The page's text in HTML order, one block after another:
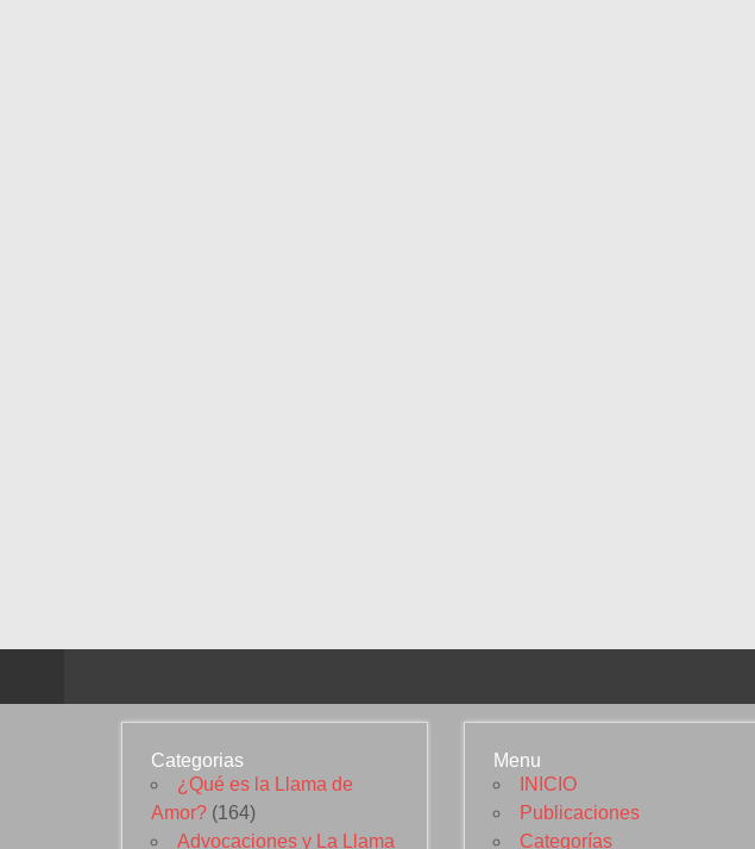
Categorias
¿Qué es la Llama de
Amor? (164)
Advocaciones y La Llama
Menu
INICIO
Publicaciones
Categorías